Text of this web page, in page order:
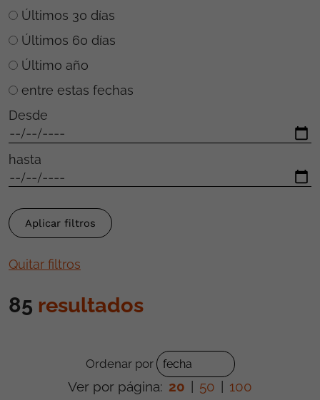
Últimos 30 días
Últimos 60 días
Último año
entre estas fechas
Desde
hasta
Quitar filtros
85 resultados
Ordenar por
Ver por página: 20 50 100